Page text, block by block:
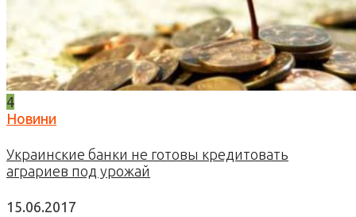
4
Новини
Украинские банки не готовы кредитовать
аграриев под урожай
15.06.2017